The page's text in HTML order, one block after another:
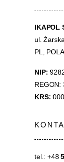
IKAPOL
ul.
PL,
NIP:
REGON:
KRS:
tel.: +48